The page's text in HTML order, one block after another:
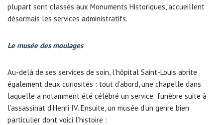
plupart sont classés aux Monuments Historiques, accueillent
désormais les services administratifs.
Le musée des moulages
Au-delà de ses services de soin, l’hôpital Saint-Louis abrite
également deux curiosités : tout d’abord, une chapelle dans
laquelle a notamment été célébré un service funèbre suite à
l’assassinat d’Henri IV. Ensuite, un musée d’un genre bien
particulier dont voici l’histoire :